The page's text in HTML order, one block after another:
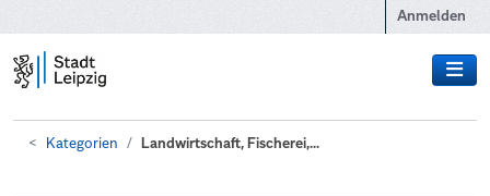
Anmelden
Kategorien Landwirtschaft, Fischerei,...